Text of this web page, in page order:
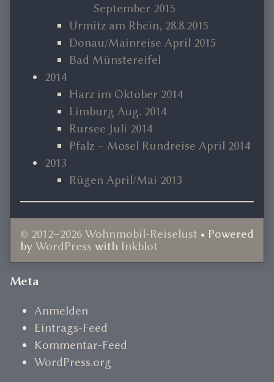
September 2015
Urmitz am Rhein, 28.8.2015
Donau/Mainreise April 2015
Bad Münstereifel
2014
Harz im Oktober 2014
Limburg Aug. 2014
Rursee Juli 2014
Pfalz – Mosel Rundreise April 2014
2013
Rügen April/Mai 2013
© 2012–2026 Wohnmobil-Reiselust • Powered
by WordPress with Inkblot
Document
Footer
Meta
Anmelden
Eintrags-Feed
Kommentar-Feed
WordPress.org